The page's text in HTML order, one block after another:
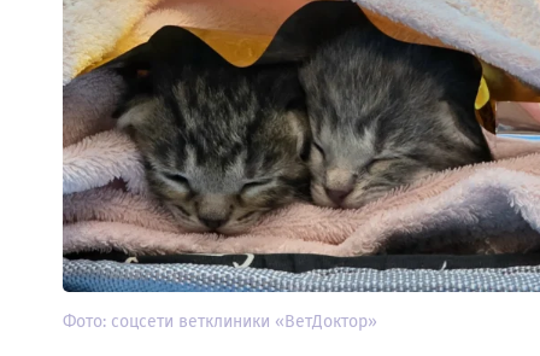
Фото: соцсети ветклиники «ВетДоктор»